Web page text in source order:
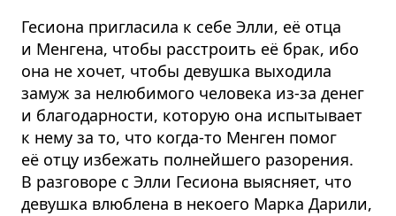
Гесиона пригласила к себе Элли, её отца
и Менгена, чтобы расстроить её брак, ибо
она не хочет, чтобы девушка выходила
замуж за нелюбимого человека из-за денег
и благодарности, которую она испытывает
к нему за то, что когда-то Менген помог
её отцу избежать полнейшего разорения.
В разговоре с Элли Гесиона выясняет, что
девушка влюблена в некоего Марка Дарили,